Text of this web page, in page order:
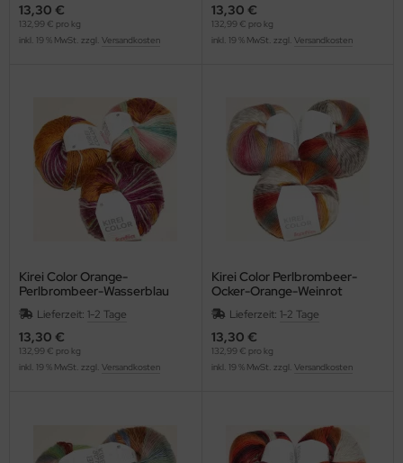
13,30 €
132,99 € pro kg
inkl. 19 % MwSt. zzgl. Versandkosten
13,30 €
132,99 € pro kg
inkl. 19 % MwSt. zzgl. Versandkosten
Kirei Color Orange-
Perlbrombeer-Wasserblau
Lieferzeit: 1-2 Tage
13,30 €
132,99 € pro kg
inkl. 19 % MwSt. zzgl. Versandkosten
Kirei Color Perlbrombeer-
Ocker-Orange-Weinrot
Lieferzeit: 1-2 Tage
13,30 €
132,99 € pro kg
inkl. 19 % MwSt. zzgl. Versandkosten